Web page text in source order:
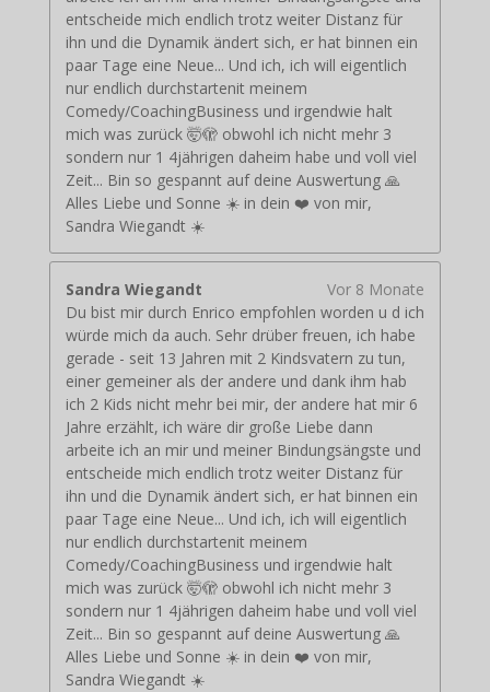
entscheide mich endlich trotz weiter Distanz für
ihn und die Dynamik ändert sich, er hat binnen ein
paar Tage eine Neue... Und ich, ich will eigentlich
nur endlich durchstartenit meinem
Comedy/CoachingBusiness und irgendwie halt
mich was zurück 🤯🫣 obwohl ich nicht mehr 3
sondern nur 1 4jährigen daheim habe und voll viel
Zeit... Bin so gespannt auf deine Auswertung 🙏
Alles Liebe und Sonne ☀️ in dein ❤️ von mir,
Sandra Wiegandt ☀️
Sandra Wiegandt
Vor 8 Monate
Du bist mir durch Enrico empfohlen worden u d ich
würde mich da auch. Sehr drüber freuen, ich habe
gerade - seit 13 Jahren mit 2 Kindsvatern zu tun,
einer gemeiner als der andere und dank ihm hab
ich 2 Kids nicht mehr bei mir, der andere hat mir 6
Jahre erzählt, ich wäre dir große Liebe dann
arbeite ich an mir und meiner Bindungsängste und
entscheide mich endlich trotz weiter Distanz für
ihn und die Dynamik ändert sich, er hat binnen ein
paar Tage eine Neue... Und ich, ich will eigentlich
nur endlich durchstartenit meinem
Comedy/CoachingBusiness und irgendwie halt
mich was zurück 🤯🫣 obwohl ich nicht mehr 3
sondern nur 1 4jährigen daheim habe und voll viel
Zeit... Bin so gespannt auf deine Auswertung 🙏
Alles Liebe und Sonne ☀️ in dein ❤️ von mir,
Sandra Wiegandt ☀️